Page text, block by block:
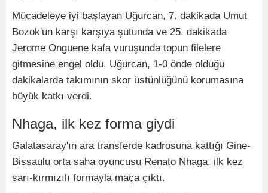
Mücadeleye iyi başlayan Uğurcan, 7. dakikada Umut
Bozok'un karşı karşıya şutunda ve 25. dakikada
Jerome Onguene kafa vuruşunda topun filelere
gitmesine engel oldu. Uğurcan, 1-0 önde olduğu
dakikalarda takımının skor üstünlüğünü korumasına
büyük katkı verdi.
Nhaga, ilk kez forma giydi
Galatasaray'ın ara transferde kadrosuna kattığı Gine-
Bissaulu orta saha oyuncusu Renato Nhaga, ilk kez
sarı-kırmızılı formayla maça çıktı.